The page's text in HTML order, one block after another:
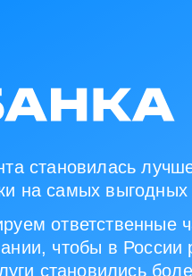
становилась
на самых выгодных
ответственные
чтобы в России
становились